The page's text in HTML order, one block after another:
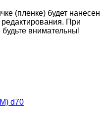
(пленке) будет нанесен
При
будьте внимательны!